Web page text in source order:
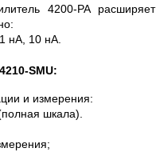
4200-PA расширяет
нА, 10 нА.
SMU:
и измерения:
шкала).